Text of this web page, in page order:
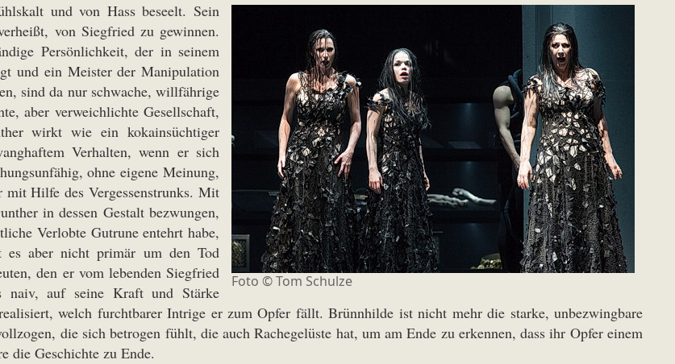
Foto ©Tom Schulze
und von Hass beseelt. Sein
von Siegfried zu gewinnen.
Persönlichkeit, der in seinem
und ein Meister der Manipulation
sind da nur schwache, willfährige
aber verweichlichte Gesellschaft,
wirkt wie ein kokainsüchtiger
Verhalten, wenn er sich
ohne eigene Meinung,
Hilfe des Vergessenstrunks. Mit
in dessen Gestalt bezwungen,
Verlobte Gutrune entehrt habe,
es aber nicht primär um den Tod
den er vom lebenden Siegfried
naiv, auf seine Kraft und Stärke
welch furchtbarer Intrige er zum Opfer fällt. Brünnhilde ist nicht mehr die starke, unbezwingbare
die sich betrogen fühlt, die auch Rachegelüste hat, um am Ende zu erkennen, dass ihr Opfer einem
die Geschichte zu Ende.